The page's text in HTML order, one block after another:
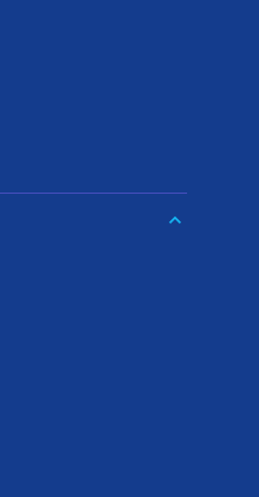
keyboard_arrow_down